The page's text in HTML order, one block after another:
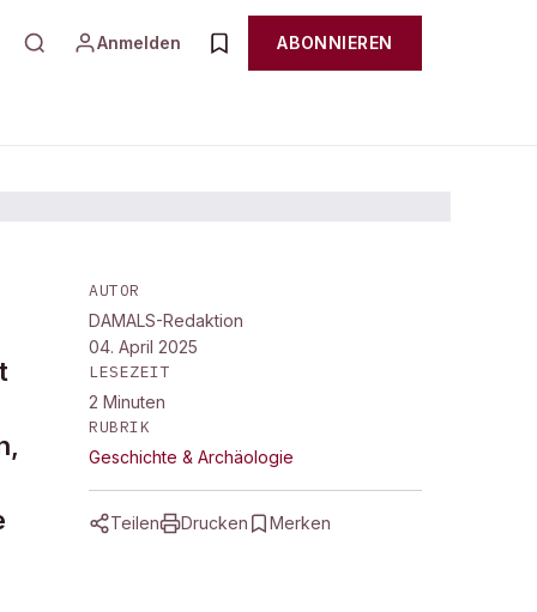
Anmelden ABONNIEREN
AUTOR
DAMALS-Redaktion
04. April 2025
LESEZEIT
2 Minuten
RUBRIK
Geschichte & Archäologie
Teilen Drucken Merken